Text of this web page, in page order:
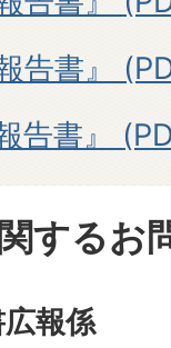
告書』
告書』
するお
報係